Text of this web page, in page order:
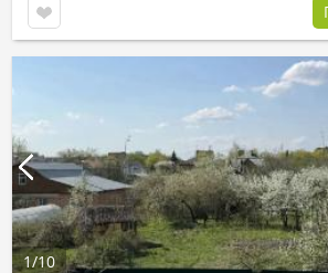
1/10